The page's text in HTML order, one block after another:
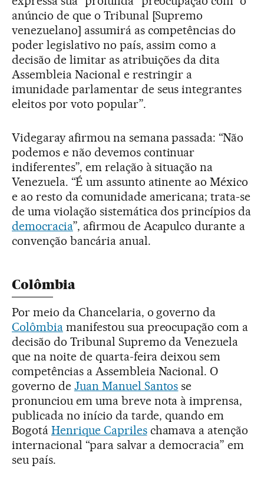
anúncio de que o Tribunal [Supremo
venezuelano] assumirá as competências do
poder legislativo no país, assim como a
decisão de limitar as atribuições da dita
Assembleia Nacional e restringir a
imunidade parlamentar de seus integrantes
eleitos por voto popular”.
Videgaray afirmou na semana passada: “Não
podemos e não devemos continuar
indiferentes”, em relação à situação na
Venezuela. “É um assunto atinente ao México
e ao resto da comunidade americana; trata-se
de uma violação sistemática dos princípios da
democracia”, afirmou de Acapulco durante a
convenção bancária anual.
Colômbia
Por meio da Chancelaria, o governo da
Colômbiamanifestou sua preocupação com a
decisão do Tribunal Supremo da Venezuela
que na noite de quarta-feira deixou sem
competências a Assembleia Nacional. O
governo de Juan Manuel Santos se
pronunciou em uma breve nota à imprensa,
publicada no início da tarde, quando em
Bogotá Henrique Caprileschamava a atenção
internacional “para salvar a democracia” em
seu país.